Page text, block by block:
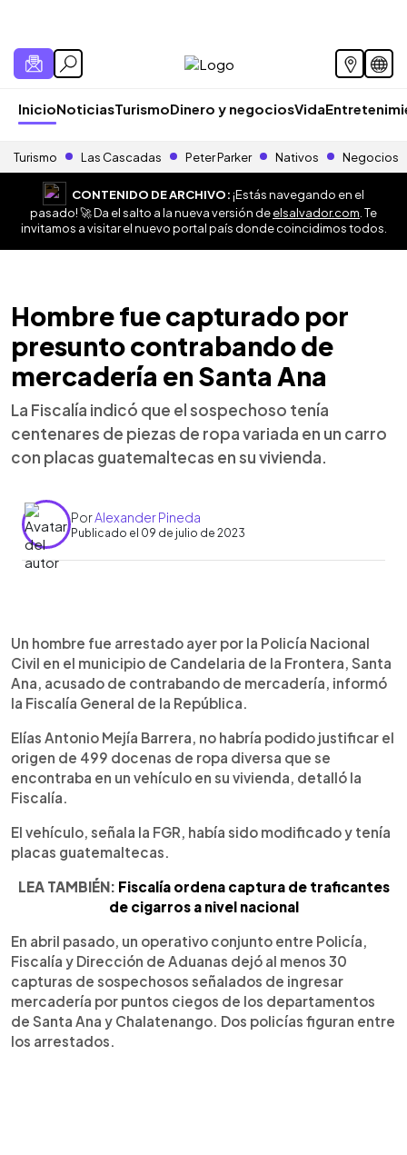
InicioNoticiasTurismoDinero y negociosVida
Turismo Las Cascadas Peter Parker Nativos Negocios
CONTENIDO DE ARCHIVO:¡Estás navegando en el
pasado! 🚀 Da el salto a la nueva versión deelsalvador.com . Te
invitamos a visitar el nuevo portal país donde coincidimos todos.
Hombre fue capturado por
presunto contrabando de
mercadería en Santa Ana
La Fiscalía indicó que el sospechoso tenía
centenares de piezas de ropa variada en un carro
con placas guatemaltecas en su vivienda.
PorAlexander Pineda
Publicado el 09 de julio de 2023
► Escuchar artículo
Un hombre fue arrestado ayer por la Policía Nacional
Civil en el municipio de Candelaria de la Frontera, Santa
Ana, acusado de contrabando de mercadería, informó
la Fiscalía General de la República.
Elías Antonio Mejía Barrera, no habría podido justificar el
origen de 499 docenas de ropa diversa que se
encontraba en un vehículo en su vivienda, detalló la
Fiscalía.
El vehículo, señala la FGR, había sido modificado y tenía
placas guatemaltecas.
LEA TAMBIÉN: Fiscalía ordena captura de traficantes
de cigarros a nivel nacional
En abril pasado, un operativo conjunto entre Policía,
Fiscalía y Dirección de Aduanas dejó al menos 30
capturas de sospechosos señalados de ingresar
mercadería por puntos ciegos de los departamentos
de Santa Ana y Chalatenango. Dos policías figuran entre
los arrestados.